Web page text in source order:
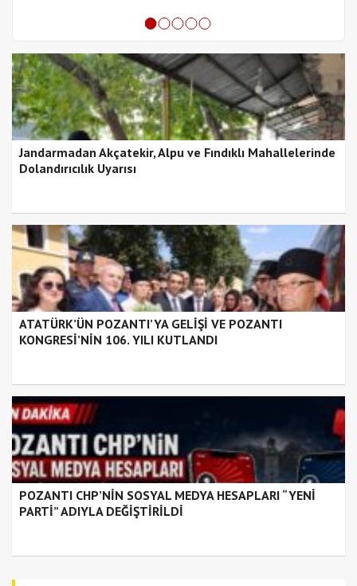
Jandarmadan Akçatekir, Alpu ve Fındıklı Mahallelerinde
Dolandırıcılık Uyarısı
ATATÜRK’ÜN POZANTI’YA GELİŞİ VE POZANTI
KONGRESİ’NİN 106. YILI KUTLANDI
POZANTI CHP’NİN SOSYAL MEDYA HESAPLARI “YENİ
PARTİ” ADIYLA DEĞİŞTİRİLDİ